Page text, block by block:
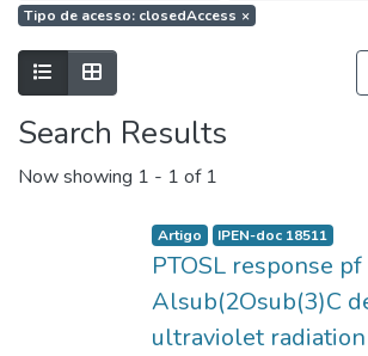
Tipo de acesso: closedAccess ×
Search Results
Now showing 1 - 1 of 1
Artigo IPEN-doc 18511
PTOSL response
Alsub(2Osub(3)C
ultraviolet radiation